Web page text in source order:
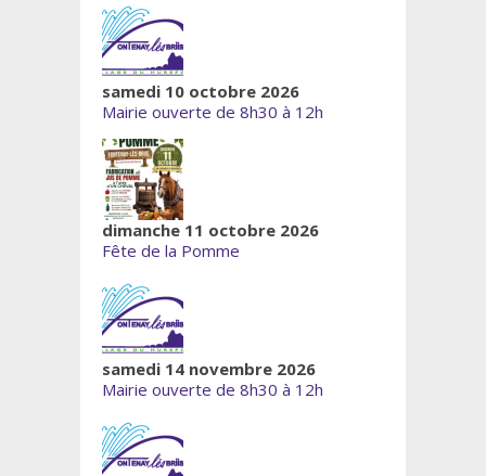
samedi 10 octobre 2026
Mairie ouverte de 8h30 à 12h
dimanche 11 octobre 2026
Fête de la Pomme
samedi 14 novembre 2026
Mairie ouverte de 8h30 à 12h